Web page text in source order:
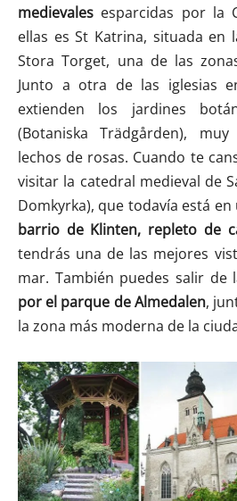
medievales esparcidas por la
ellas es St Katrina, situada en
Stora Torget, una de las
Junto a otra de las iglesias
extienden los jardines
(Botaniska Trädgården),
lechos de rosas. Cuando te
visitar la catedral medieval de
Domkyrka), que todavía está
barrio de Klinten, repleto de
tendrás una de las mejores
mar. También puedes salir de
por el parque de Almedalen,
la zona más moderna de la